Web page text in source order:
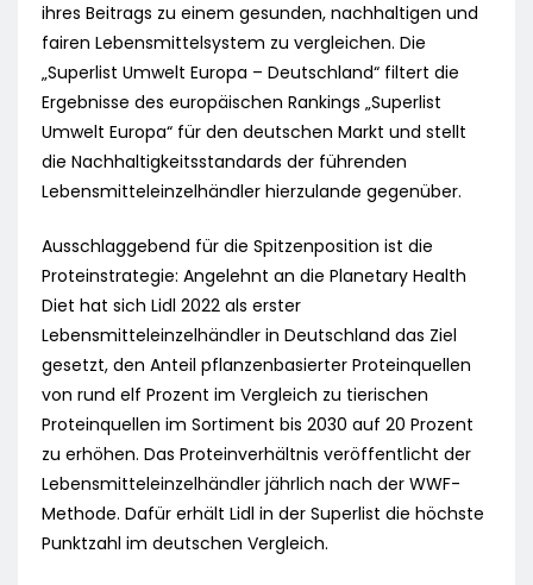
ihres Beitrags zu einem gesunden, nachhaltigen und
fairen Lebensmittelsystem zu vergleichen. Die
„Superlist Umwelt Europa – Deutschland“ filtert die
Ergebnisse des europäischen Rankings „Superlist
Umwelt Europa“ für den deutschen Markt und stellt
die Nachhaltigkeitsstandards der führenden
Lebensmitteleinzelhändler hierzulande gegenüber.
Ausschlaggebend für die Spitzenposition ist die
Proteinstrategie: Angelehnt an die Planetary Health
Diet hat sich Lidl 2022 als erster
Lebensmitteleinzelhändler in Deutschland das Ziel
gesetzt, den Anteil pflanzenbasierter Proteinquellen
von rund elf Prozent im Vergleich zu tierischen
Proteinquellen im Sortiment bis 2030 auf 20 Prozent
zu erhöhen. Das Proteinverhältnis veröffentlicht der
Lebensmitteleinzelhändler jährlich nach der WWF-
Methode. Dafür erhält Lidl in der Superlist die höchste
Punktzahl im deutschen Vergleich.